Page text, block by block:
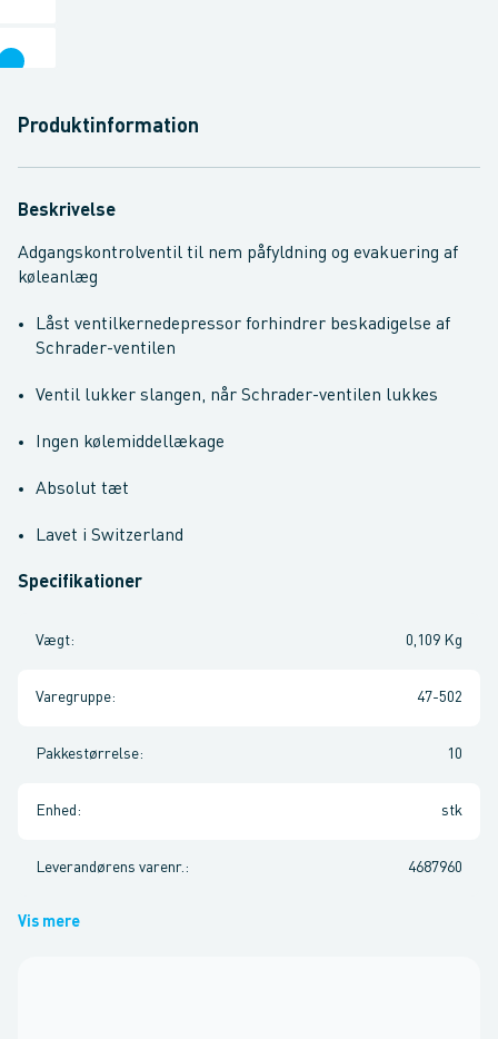
Produktinformation
Beskrivelse
Adgangskontrolventil til nem påfyldning og evakuering af
køleanlæg
Låst ventilkernedepressor forhindrer beskadigelse af
Schrader-ventilen
Ventil lukker slangen, når Schrader-ventilen lukkes
Ingen kølemiddellækage
Absolut tæt
Lavet i Switzerland
Specifikationer
Vægt: 0,109 Kg
Varegruppe: 47-502
Pakkestørrelse: 10
Enhed : stk
Leverandørens varenr. : 4687960
Vis mere